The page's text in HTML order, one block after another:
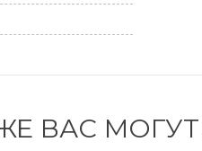
ВАС